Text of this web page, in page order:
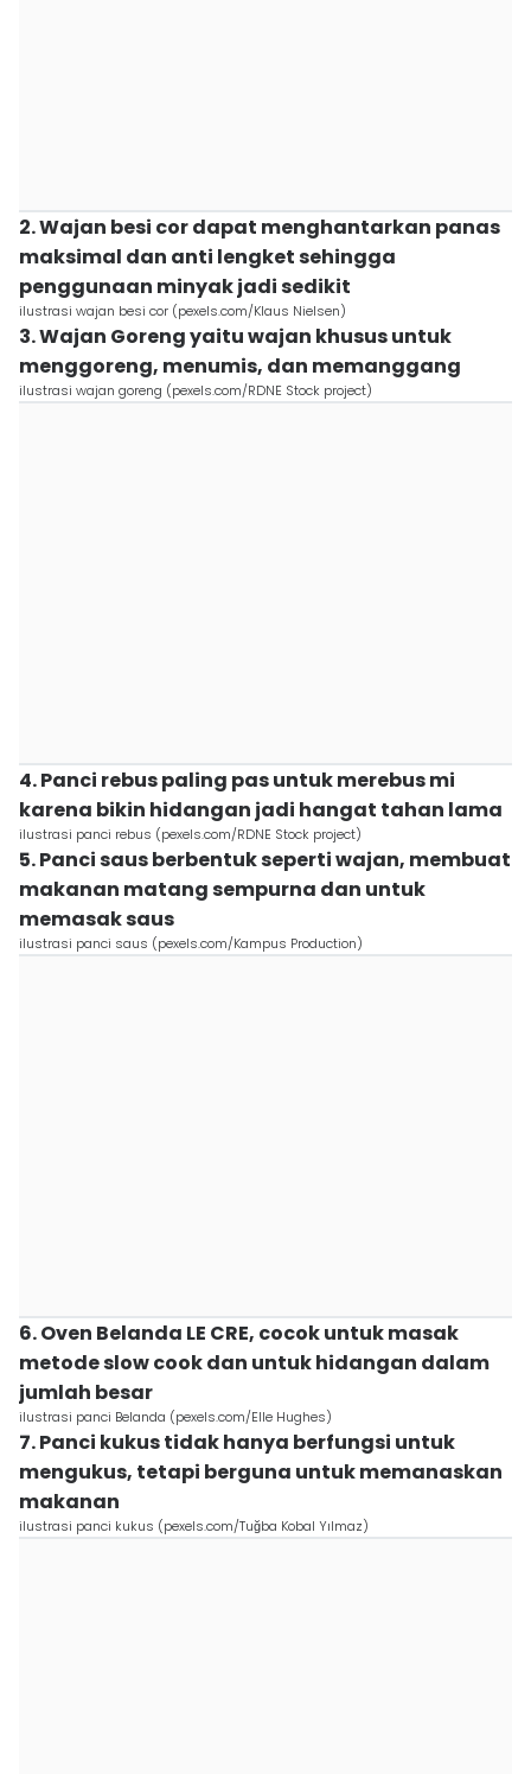
2. Wajan besi cor dapat menghantarkan panas
maksimal dan anti lengket sehingga
penggunaan minyak jadi sedikit
ilustrasi wajan besi cor (pexels.com/Klaus Nielsen)
3. Wajan Goreng yaitu wajan khusus untuk
menggoreng, menumis, dan memanggang
ilustrasi wajan goreng (pexels.com/RDNE Stock project)
4. Panci rebus paling pas untuk merebus mi
karena bikin hidangan jadi hangat tahan lama
ilustrasi panci rebus (pexels.com/RDNE Stock project)
5. Panci saus berbentuk seperti wajan, membuat
makanan matang sempurna dan untuk
memasak saus
ilustrasi panci saus (pexels.com/Kampus Production)
6. Oven Belanda LE CRE, cocok untuk masak
metode slow cook dan untuk hidangan dalam
jumlah besar
ilustrasi panci Belanda (pexels.com/Elle Hughes)
7. Panci kukus tidak hanya berfungsi untuk
mengukus, tetapi berguna untuk memanaskan
makanan
ilustrasi panci kukus (pexels.com/Tuğba Kobal Yılmaz)